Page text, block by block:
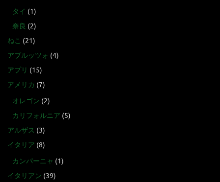
タイ (1)
奈良 (2)
ねこ (21)
アブルッツォ (4)
アプリ (15)
アメリカ (7)
オレゴン (2)
カリフォルニア (5)
アルザス (3)
イタリア (8)
カンパーニャ (1)
イタリアン (39)